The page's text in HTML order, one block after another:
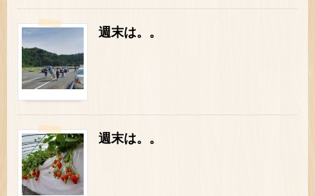
週末は。。
週末は。。